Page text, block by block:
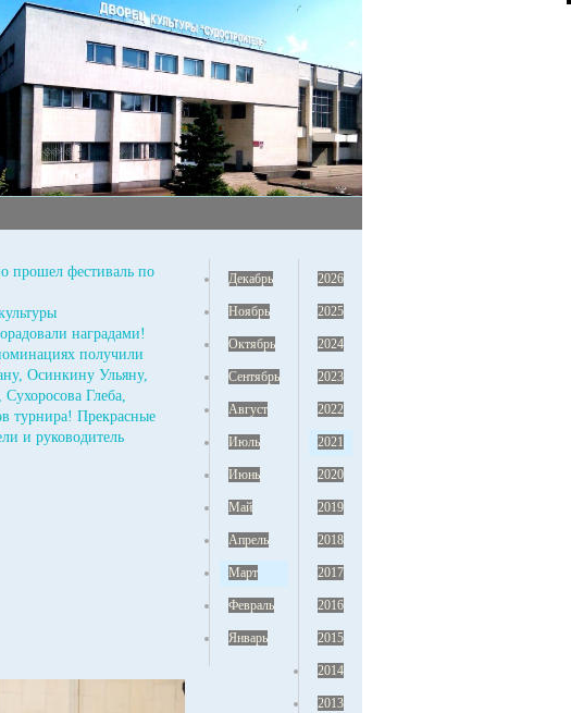
2026
2025
2024
2023
2022
2021
2020
2019
2018
2017
2016
2015
2014
2013
Декабрь
Ноябрь
Октябрь
Сентябрь
Август
Июль
Июнь
Май
Апрель
Март
Февраль
Январь
прошел фестиваль по
наградами!
получили
Осинкину Ульяну,
Глеба,
турнира! Прекрасные
и руководитель